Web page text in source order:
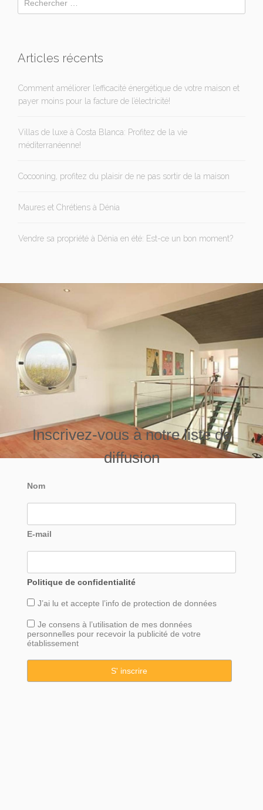
Articles récents
Comment améliorer l’efficacité énergétique de votre maison et
payer moins pour la facture de l’électricité!
Villas de luxe à Costa Blanca: Profitez de la vie
méditerranéenne!
Cocooning, profitez du plaisir de ne pas sortir de la maison
Maures et Chrétiens à Dénia
Vendre sa propriété à Dénia en été: Est-ce un bon moment?
Inscrivez-vous à notre liste de
diffusion
Nom
E-mail
Politique de confidentialité
J’ai lu et accepte l’info de protection de données
Je consens à l’utilisation de mes données
personnelles pour recevoir la publicité de votre
établissement